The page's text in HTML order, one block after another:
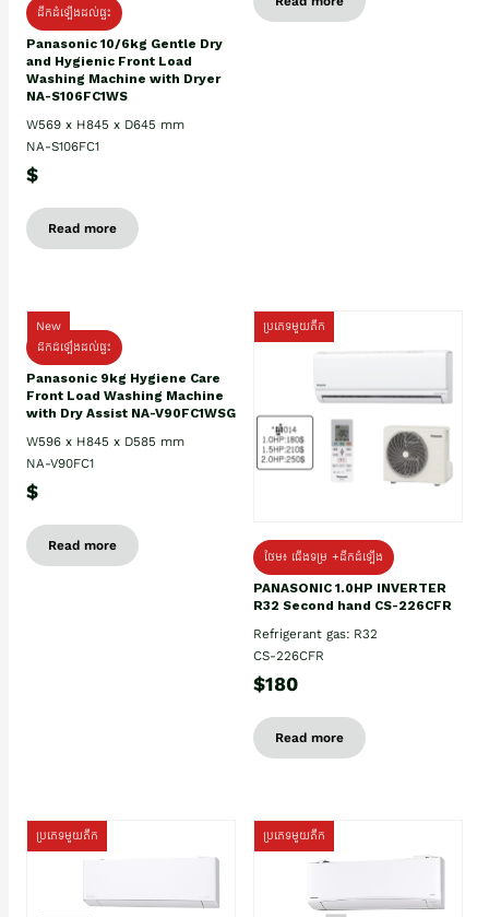
ដឹកដំឡើងដល់ផ្ទះ
Panasonic 10/6kg Gentle Dry
and Hygienic Front Load
Washing Machine with Dryer
NA-S106FC1WS
W569 x H845 x D645 mm
NA-S106FC1
$
Read more
New
ដឹកដំឡើងដល់ផ្ទះ
Panasonic 9kg Hygiene Care
Front Load Washing Machine
with Dry Assist NA-V90FC1WSG
W596 x H845 x D585 mm
NA-V90FC1
$
Read more
ប្រភេទមួយតឹក
ថែម៖ ជើងទម្រ +ដឹកដំឡើង
PANASONIC 1.0HP INVERTER
R32 Second hand CS-226CFR
Refrigerant gas: R32
CS-226CFR
$180
Read more
ប្រភេទមួយតឹក ប្រភេទមួយតឹក